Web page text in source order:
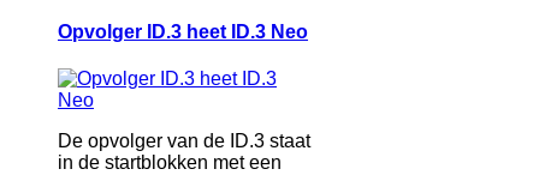
Opvolger ID.3 heet ID.3 Neo
De opvolger van de ID.3 staat
in de startblokken met een